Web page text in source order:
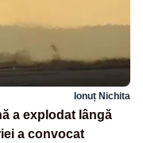
Ionuț Nichita
a explodat lângă
a convocat